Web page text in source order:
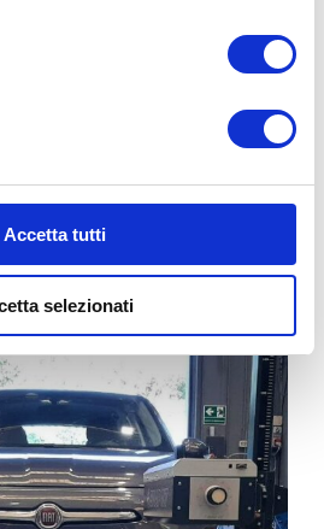
Accetta tutti
selezionati
MOTO